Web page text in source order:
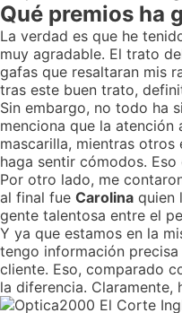
Qué premios ha
La verdad es que he
muy agradable. El trato
gafas que resaltaran mis
tras este buen trato,
Sin embargo, no todo ha
menciona que la
mascarilla, mientras otros
haga sentir cómodos.
Por otro lado, me
al final fue Carolina quien
gente talentosa entre el
Y ya que estamos en la
tengo información
cliente. Eso, comparado
la diferencia. Claramente,